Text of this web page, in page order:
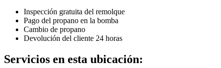
Inspección gratuita del remolque
Pago del propano en la bomba
Cambio de propano
Devolución del cliente 24 horas
Servicios en esta ubicación: